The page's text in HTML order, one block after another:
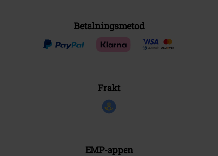
Betalningsmetod
Frakt
EMP-appen